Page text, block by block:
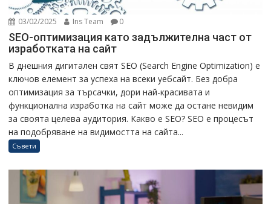
03/02/2025 Ins Team 0
SEO-оптимизация като задължителна част от
изработката на сайт
В днешния дигитален свят SEO (Search Engine Optimization) е
ключов елемент за успеха на всеки уебсайт. Без добра
оптимизация за търсачки, дори най-красивата и
функционална изработка на сайт може да остане невидим
за своята целева аудитория. Какво е SEO? SEO е процесът
на подобряване на видимостта на сайта...
Съвети